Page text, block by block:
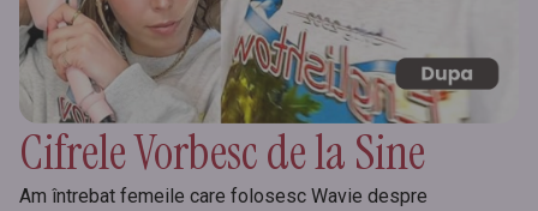
Cifrele Vorbesc de la Sine
Am întrebat femeile care folosesc Wavie despre